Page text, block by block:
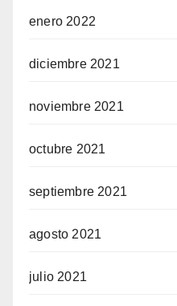
enero 2022
diciembre 2021
noviembre 2021
octubre 2021
septiembre 2021
agosto 2021
julio 2021